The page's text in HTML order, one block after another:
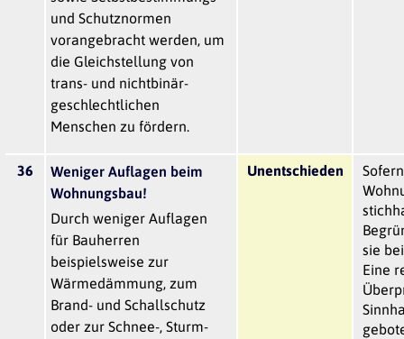
und Schutznormen
vorangebracht werden, um
die Gleichstellung von
trans- und nichtbinär-
geschlechtlichen
Menschen zu fördern.
36
Weniger Auflagen beim
Wohnungsbau!
Durch weniger Auflagen
für Bauherren
beispielsweise zur
Wärmedämmung, zum
Brand- und Schallschutz
oder zur Schnee-, Sturm-
Unentschieden
sie
Eine